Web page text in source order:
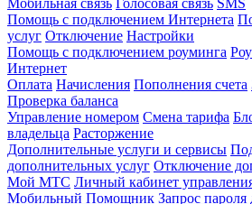
Мобильная связь Голосовая связь SMS
Помощь с подключением Интернета
услуг Отключение Настройки
Помощь с подключением роуминга
Интернет
Оплата Начисления Пополнения счета
Проверка баланса
Управление номером Смена тарифа
владельца Расторжение
Дополнительные услуги и сервисы
дополнительных услуг Отключение
Мой МТС Личный кабинет
Мобильный Помощник Запрос пароля